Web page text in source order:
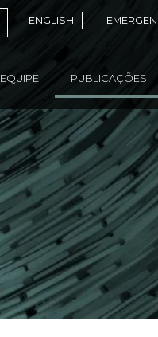
ENGLISH
EQUIPE PUBLICAÇÕES